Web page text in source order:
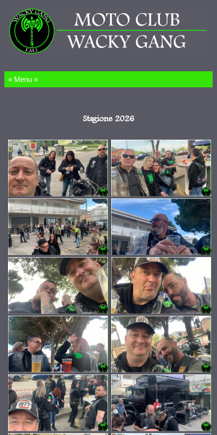
Salta al contenuto
Stagione 2026